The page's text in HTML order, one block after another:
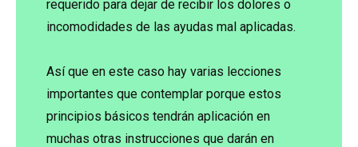
requerido para dejar de recibir los dolores o
incomodidades de las ayudas mal aplicadas.
Así que en este caso hay varias lecciones
importantes que contemplar porque estos
principios básicos tendrán aplicación en
muchas otras instrucciones que darán en